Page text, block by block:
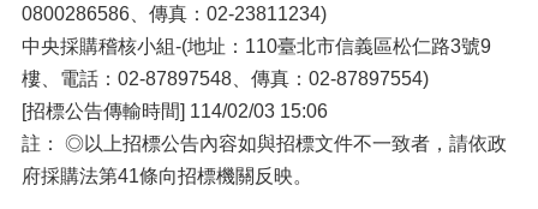
0800286586、傳真：02-23811234)
中央採購稽核小組-(地址：110臺北市信義區松仁路3號9
樓、電話：02-87897548、傳真：02-87897554)
[招標公告傳輸時間] 114/02/03 15:06
註： ◎以上招標公告內容如與招標文件不一致者，請依政
府採購法第41條向招標機關反映。